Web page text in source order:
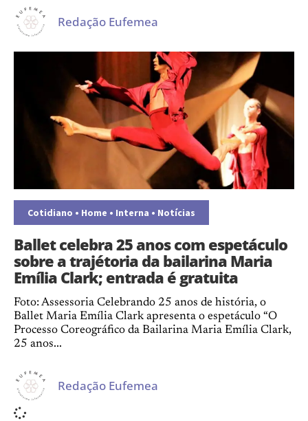
Redação Eufemea
Cotidiano • Home • Interna • Notícias
Ballet celebra 25 anos com espetáculo
sobre a trajétoria da bailarina Maria
Emília Clark; entrada é gratuita
Foto: Assessoria Celebrando 25 anos de história, o
Ballet Maria Emília Clark apresenta o espetáculo “O
Processo Coreográfico da Bailarina Maria Emília Clark,
25 anos...
Redação Eufemea